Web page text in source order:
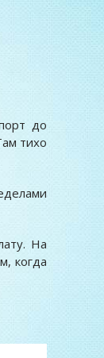
до
тихо
На
когда